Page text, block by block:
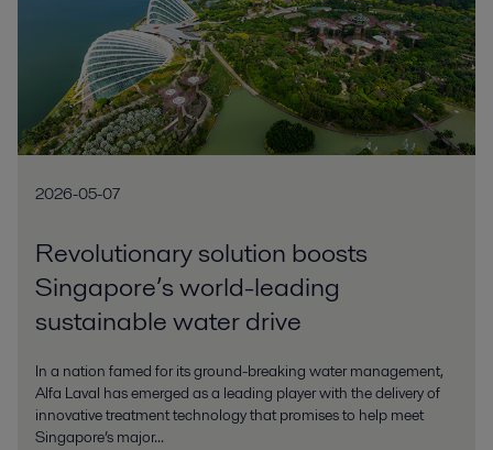
2026-05-07
Revolutionary solution boosts
Singapore’s world-leading
sustainable water drive
In a nation famed for its ground-breaking water management,
Alfa Laval has emerged as a leading player with the delivery of
innovative treatment technology that promises to help meet
Singapore’s major...